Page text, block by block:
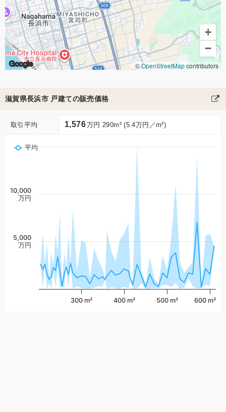
Google
+
−
©OpenStreetMapcontributors
滋賀県長浜市 戸建ての販売価格
取引平均 1,576万円 290m² (5.4万円／m²)
平均
300 m² 400 m² 500 m² 600 m²
5,000
万円
10,000
万円